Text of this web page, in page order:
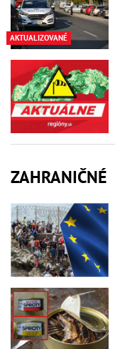
AKTUALIZOVANÉ
ZAHRANIČNÉ